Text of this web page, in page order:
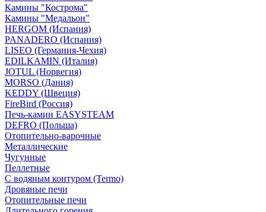
Камины "Кострома"
Камины "Медальон"
HERGOM (Испания)
PANADERO (Испания)
LISEO (Германия-Чехия)
EDILKAMIN (Италия)
JOTUL (Норвегия)
MORSO (Дания)
KEDDY (Швеция)
FireBird (Россия)
Печь-камин EASYSTEAM
DEFRO (Польша)
Отопительно-варочные
Металлические
Чугунные
Пеллетные
С водяным контуром (Termo)
Дровяные печи
Отопительные печи